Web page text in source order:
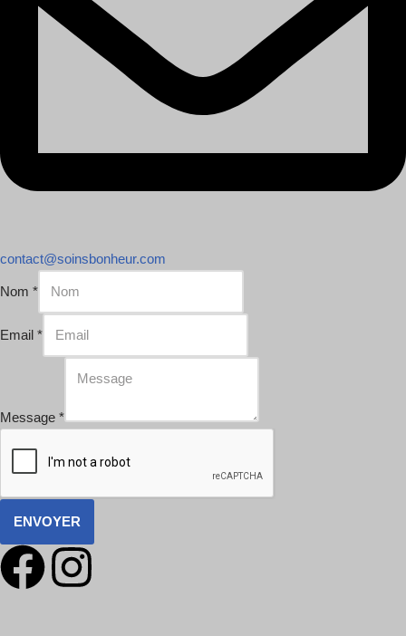
contact@soinsbonheur.com
Nom *
Email *
Message *
ENVOYER